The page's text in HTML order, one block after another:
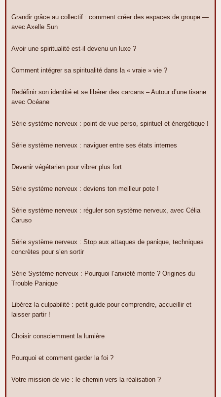
Grandir grâce au collectif : comment créer des espaces de groupe —
avec Axelle Sun
Avoir une spiritualité est-il devenu un luxe ?
Comment intégrer sa spiritualité dans la « vraie » vie ?
Redéfinir son identité et se libérer des carcans – Autour d’une tisane
avec Océane
Série système nerveux : point de vue perso, spirituel et énergétique !
Série système nerveux : naviguer entre ses états internes
Devenir végétarien pour vibrer plus fort
Série système nerveux : deviens ton meilleur pote !
Série système nerveux : réguler son système nerveux, avec Célia
Caruso
Série système nerveux : Stop aux attaques de panique, techniques
concrètes pour s’en sortir
Série Système nerveux : Pourquoi l’anxiété monte ? Origines du
Trouble Panique
Libérez la culpabilité : petit guide pour comprendre, accueillir et
laisser partir !
Choisir consciemment la lumière
Pourquoi et comment garder la foi ?
Votre mission de vie : le chemin vers la réalisation ?